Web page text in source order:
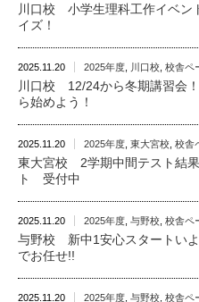
川口校 小学生理科工作イベン
イズ！
2025.11.20 2025年度 川口校 校舎ペ
川口校 12/24から冬期講習会
ら始めよう！
2025.11.20 2025年度 東大宮校 校舎
東大宮校 2学期中間テスト結
ト 受付中
2025.11.20 2025年度 与野校 校舎ペ
与野校 新中1安心スタートい
でお任せ!!
2025.11.20 2025年度 与野校 校舎ペ